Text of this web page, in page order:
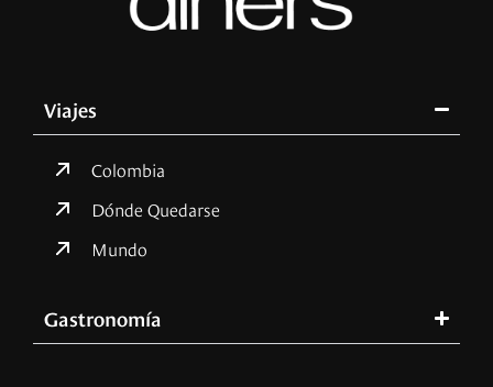
Viajes
Colombia
Dónde Quedarse
Mundo
Gastronomía